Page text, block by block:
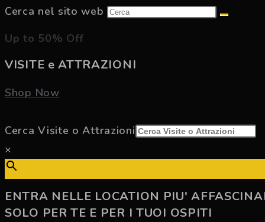
Cerca nel sito web
Up to 50% Off
VISITE e ATTRAZIONI
Shop Now
Cerca Visite o Attrazioni
×
ENTRA NELLE LOCATION PIU'
SOLO PER TE E PER I TUOI OSPITI